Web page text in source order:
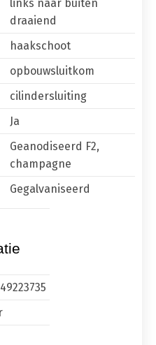
links naar buiten
draaiend
haakschoot
opbouwsluitkom
cilindersluiting
Ja
Geanodiseerd F2,
champagne
Gegalvaniseerd